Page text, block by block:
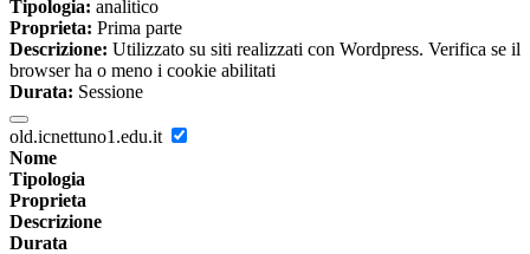
Tipologia: analitico
Proprieta: Prima parte
Descrizione: Utilizzato su siti realizzati con Wordpress. Verifica se il
browser ha o meno i cookie abilitati
Durata: Sessione
old.icnettuno1.edu.it
Nome
Tipologia
Proprieta
Descrizione
Durata